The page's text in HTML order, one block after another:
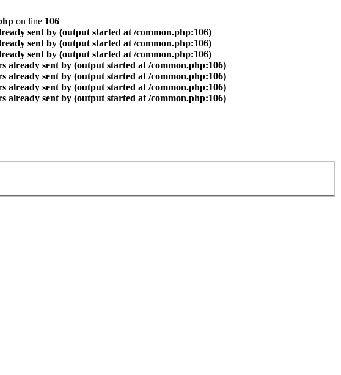
on line 106
sent by (output started at /common.php:106)
sent by (output started at /common.php:106)
sent by (output started at /common.php:106)
already sent by (output started at /common.php:106)
already sent by (output started at /common.php:106)
already sent by (output started at /common.php:106)
already sent by (output started at /common.php:106)